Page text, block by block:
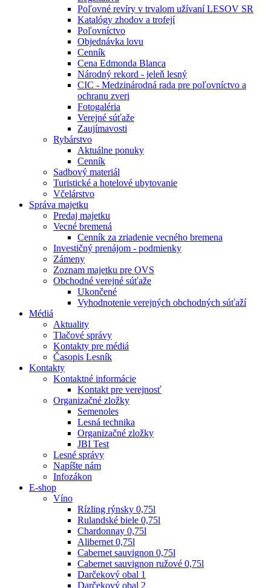
Poľovné revíry v trvalom užívaní LESOV SR
Katalógy zhodov a trofejí
Poľovníctvo
Objednávka lovu
Cenník
Cena Edmonda Blanca
Národný rekord - jeleň lesný
CIC - Medzinárodná rada pre poľovníctvo a
ochranu zveri
Fotogaléria
Verejné súťaže
Zaujímavosti
Rybárstvo
Aktuálne ponuky
Cenník
Sadbový materiál
Turistické a hotelové ubytovanie
Včelárstvo
Správa majetku
Predaj majetku
Vecné bremená
Cenník za zriadenie vecného bremena
Investičný prenájom - podmienky
Zámeny
Zoznam majetku pre OVS
Obchodné verejné súťaže
Ukončené
Vyhodnotenie verejných obchodných súťaží
Médiá
Aktuality
Tlačové správy
Kontakty pre médiá
Časopis Lesník
Kontakty
Kontaktné informácie
Kontakt pre verejnosť
Organizačné zložky
Semenoles
Lesná technika
Organizačné zložky
JBI Test
Lesné správy
Napíšte nám
Infozákon
E-shop
Víno
Rízling rýnsky 0,75l
Rulandské biele 0,75l
Chardonnay 0,75l
Alibernet 0,75l
Cabernet sauvignon 0,75l
Cabernet sauvignon ružové 0,75l
Darčekový obal 1
Darčekový obal 2